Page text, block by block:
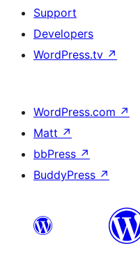
Support
Developers
WordPress.tv ↗
WordPress.com ↗
Matt ↗
bbPress ↗
BuddyPress ↗